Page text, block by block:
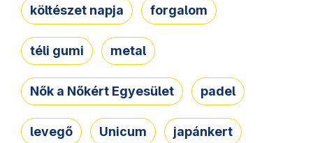
költészet napja forgalom
téli gumi metal
Nők a Nőkért Egyesület padel
levegő Unicum japánkert